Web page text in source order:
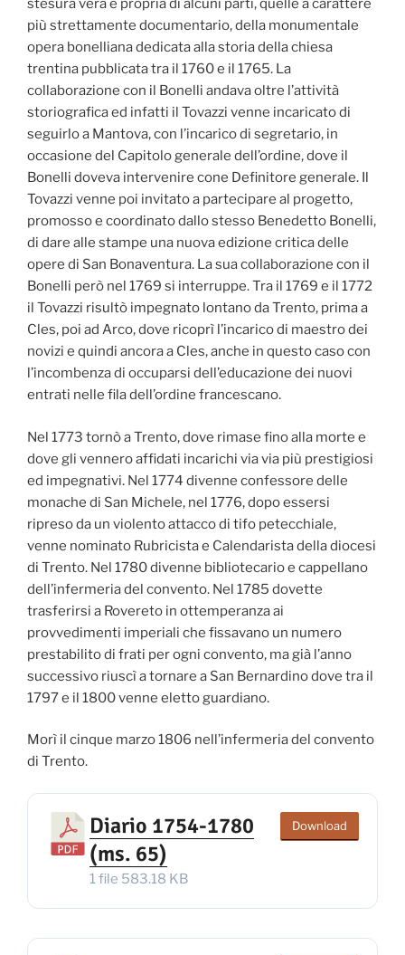
stesura vera e propria di alcuni parti, quelle a carattere
più strettamente documentario, della monumentale
opera bonelliana dedicata alla storia della chiesa
trentina pubblicata tra il 1760 e il 1765. La
collaborazione con il Bonelli andava oltre l’attività
storiografica ed infatti il Tovazzi venne incaricato di
seguirlo a Mantova, con l’incarico di segretario, in
occasione del Capitolo generale dell’ordine, dove il
Bonelli doveva intervenire cone Definitore generale. Il
Tovazzi venne poi invitato a partecipare al progetto,
promosso e coordinato dallo stesso Benedetto Bonelli,
di dare alle stampe una nuova edizione critica delle
opere di San Bonaventura. La sua collaborazione con il
Bonelli però nel 1769 si interruppe. Tra il 1769 e il 1772
il Tovazzi risultò impegnato lontano da Trento, prima a
Cles, poi ad Arco, dove ricoprì l’incarico di maestro dei
novizi e quindi ancora a Cles, anche in questo caso con
l’incombenza di occuparsi dell’educazione dei nuovi
entrati nelle fila dell’ordine francescano.
Nel 1773 tornò a Trento, dove rimase fino alla morte e
dove gli vennero affidati incarichi via via più prestigiosi
ed impegnativi. Nel 1774 divenne confessore delle
monache di San Michele, nel 1776, dopo essersi
ripreso da un violento attacco di tifo petecchiale,
venne nominato Rubricista e Calendarista della diocesi
di Trento. Nel 1780 divenne bibliotecario e cappellano
dell’infermeria del convento. Nel 1785 dovette
trasferirsi a Rovereto in ottemperanza ai
provvedimenti imperiali che fissavano un numero
prestabilito di frati per ogni convento, ma già l’anno
successivo riuscì a tornare a San Bernardino dove tra il
1797 e il 1800 venne eletto guardiano.
Morì il cinque marzo 1806 nell’infermeria del convento
di Trento.
Diario 1754-1780
(ms. 65)
1 file 583.18 KB
Download